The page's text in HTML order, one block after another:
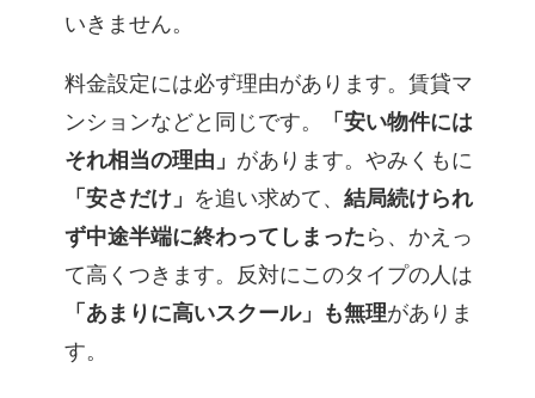
いきません。
料金設定には必ず理由があります。賃貸マ
ンションなどと同じです。
「安い物件には
それ相当の理由」 があります。やみくもに
「安さだけ」 を追い求めて、 結局続けられ
ず中途半端に終わってしまった ら、かえっ
て高くつきます。反対にこのタイプの人は
「あまりに高いスクール」も無理がありま
す。